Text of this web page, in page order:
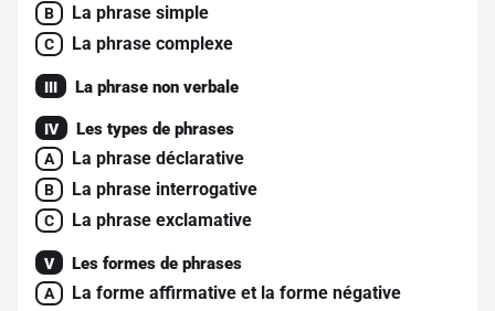
S'inscrire gratuitement
B La phrase simple
C La phrase complexe
III La phrase non verbale
IV Les types de phrases
A La phrase déclarative
B La phrase interrogative
C La phrase exclamative
V Les formes de phrases
A La forme affirmative et la forme négative